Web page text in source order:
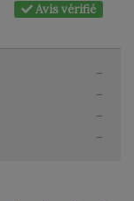
Avis vérifié
-
-
-
-